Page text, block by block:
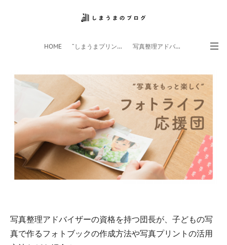
HOME ”しまうまプリント”サイト 写真整理アドバイザー
フォトライフ応援団 スマホアプリ
写真整理アドバイザーの資格を持つ団長が、子どもの写
真で作るフォトブックの作成方法や写真プリントの活用